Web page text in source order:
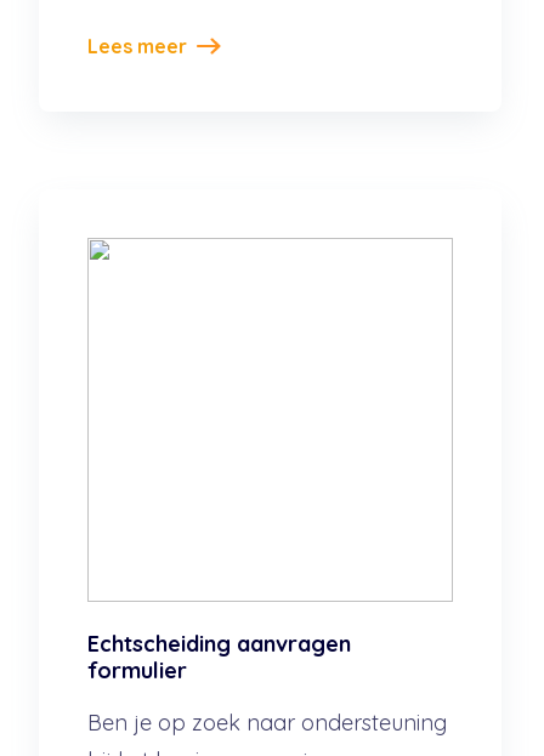
Lees meer
Echtscheiding aanvragen
formulier
Ben je op zoek naar ondersteuning